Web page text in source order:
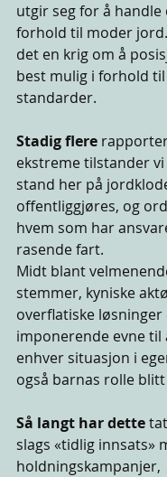
utgir seg for å
forhold til moder
det en krig om å
best mulig i forhold
standarder.
Stadig flere
ekstreme tilstander
stand her på
offentliggjøres, og
hvem som har
rasende fart.
Midt blant
stemmer, kyniske
overflatiske
imponerende evne til
enhver situasjon i
også barnas rolle
Så langt har dette
slags «tidlig innsats»
holdningskampanjer,